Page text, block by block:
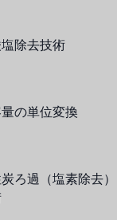
除去技術
の単位変換
ろ過（塩素除去）